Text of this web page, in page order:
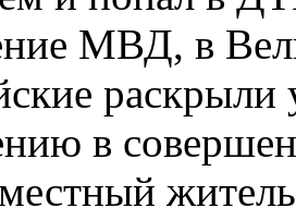
МВД, в
в